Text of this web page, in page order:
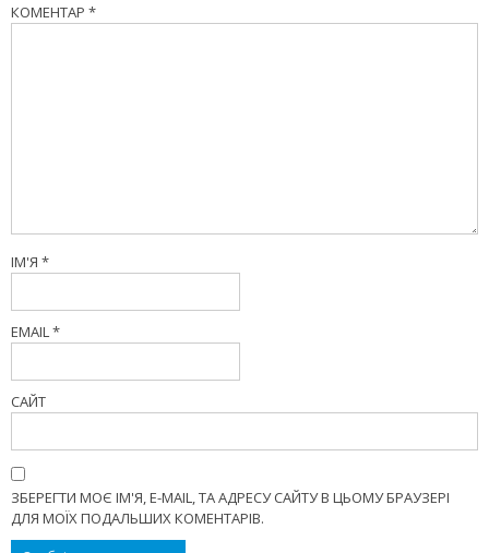
КОМЕНТАР *
ІМ'Я *
EMAIL*
САЙТ
ЗБЕРЕГТИ МОЄ ІМ'Я, E-MAIL, ТА АДРЕСУ САЙТУ В ЦЬОМУ БРАУЗЕРІ
ДЛЯ МОЇХ ПОДАЛЬШИХ КОМЕНТАРІВ.